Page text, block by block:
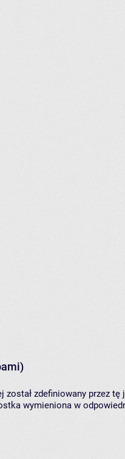
zdefiniowany przez
wymieniona w